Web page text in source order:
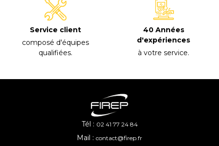
Service client
composé d'équipes
qualifiées.
40 Années
d'expériences
à votre service.
Tél : 02 41 77 24 84
Mail : contact@firep.fr